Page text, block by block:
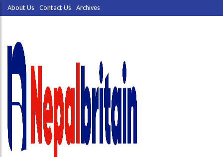
About Us Contact Us Archives